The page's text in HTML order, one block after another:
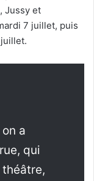
Jussy et
7 juillet, puis
a
qui